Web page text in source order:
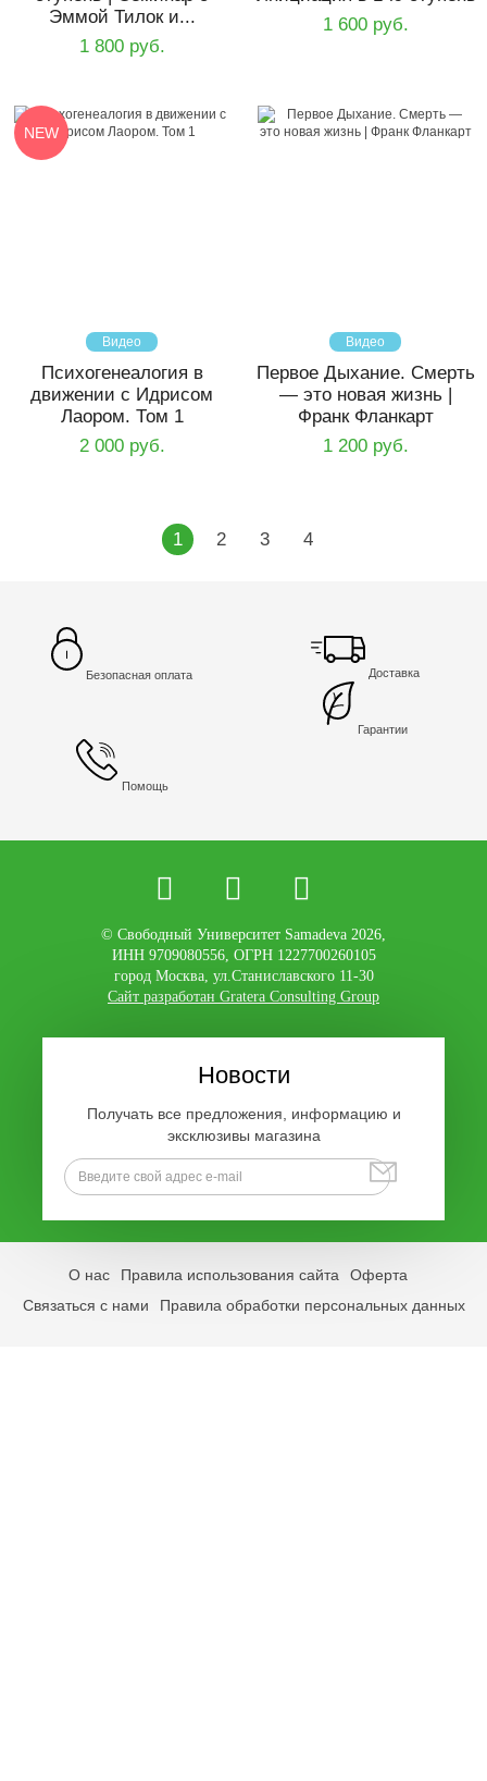
Эммой Тилок и...
1 800 руб.
1 600 руб.
Видео
NEW
Психогенеалогия в
движении с Идрисом
Лаором. Том 1
2 000 руб.
Видео
Первое Дыхание. Смерть
— это новая жизнь |
Франк Фланкарт
1 200 руб.
1 2 3 4
Безопасная оплата Доставка
Гарантии
Помощь
© Свободный Университет Samadeva 2026,
ИНН 9709080556, ОГРН 1227700260105
город Москва, ул.Станиславского 11-30
Сайт разработан Gratera Consulting Group
Новости
Получать все предложения, информацию и
эксклюзивы магазина
О нас Правила использования сайта
Оферта
Связаться с нами
Правила обработки персональных данных